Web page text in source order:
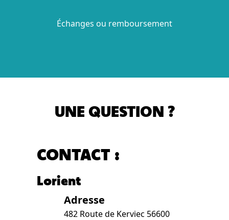
Échanges ou remboursement
UNE QUESTION ?
CONTACT :
Lorient
Adresse
482 Route de Kerviec 56600